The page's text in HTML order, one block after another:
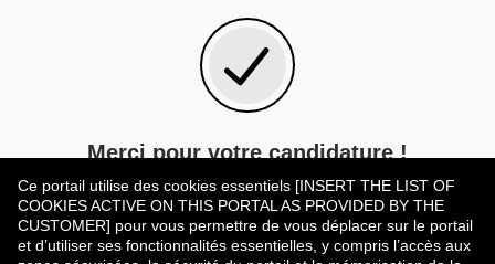
Ce portail utilise des cookies essentiels [INSERT THE LIST OF
COOKIES ACTIVE ON THIS PORTAL AS PROVIDED BY THE
CUSTOMER] pour vous permettre de vous déplacer sur le portail
et d’utiliser ses fonctionnalités essentielles, y compris l’accès aux
Merci pour votre candidature !
Vous avez postulé pour